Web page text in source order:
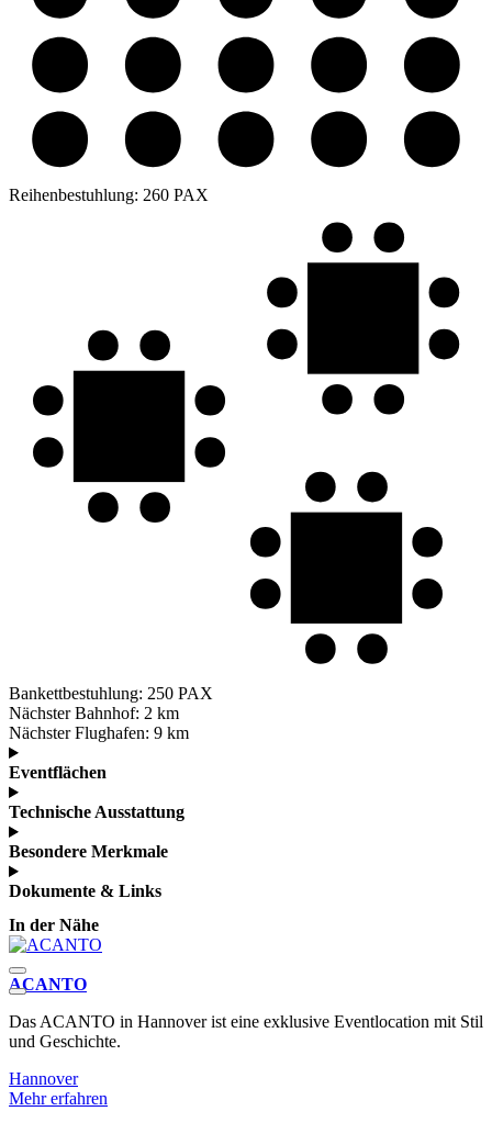
Reihenbestuhlung: 260 PAX
Bankettbestuhlung: 250 PAX
Nächster Bahnhof: 2 km
Nächster Flughafen: 9 km
Eventflächen
Technische Ausstattung
Besondere Merkmale
Dokumente & Links
In der Nähe
ACANTO
Das ACANTO in Hannover ist eine exklusive Eventlocation mit Stil
und Geschichte.
Hannover
Mehr erfahren